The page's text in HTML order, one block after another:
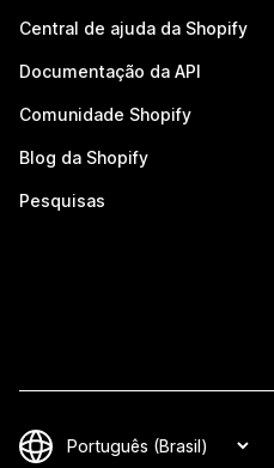
Central de ajuda da Shopify
Documentação da API
Comunidade Shopify
Blog da Shopify
Pesquisas